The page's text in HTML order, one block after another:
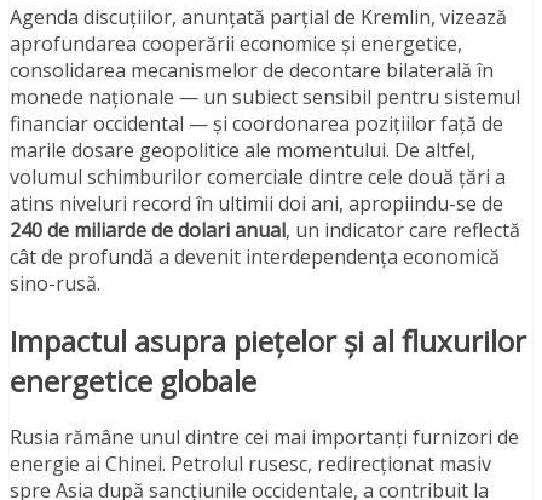
Agenda discuțiilor, anunțată parțial de Kremlin, vizează
aprofundarea cooperării economice și energetice,
consolidarea mecanismelor de decontare bilaterală în
monede naționale — un subiect sensibil pentru sistemul
financiar occidental — și coordonarea pozițiilor față de
marile dosare geopolitice ale momentului. De altfel,
volumul schimburilor comerciale dintre cele două țări a
atins niveluri record în ultimii doi ani, apropiindu-se de
240 de miliarde de dolari anual, un indicator care reflectă
cât de profundă a devenit interdependența economică
sino-rusă.
Impactul asupra piețelor și al fluxurilor
energetice globale
Rusia rămâne unul dintre cei mai importanți furnizori de
energie ai Chinei. Petrolul rusesc, redirecționat masiv
spre Asia după sancțiunile occidentale, a contribuit la